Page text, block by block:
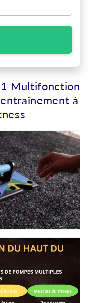
1 Multifonction
à